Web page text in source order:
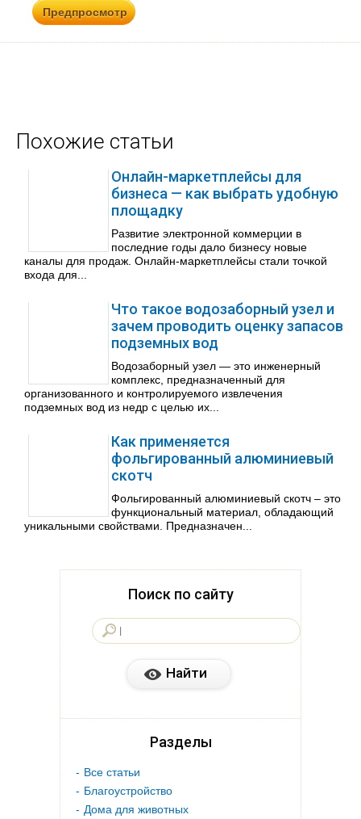
Похожие статьи
Онлайн-маркетплейсы для
бизнеса — как выбрать удобную
площадку
Развитие электронной коммерции в
последние годы дало бизнесу новые
каналы для продаж. Онлайн-маркетплейсы стали точкой
входа для...
Что такое водозаборный узел и
зачем проводить оценку запасов
подземных вод
Водозаборный узел — это инженерный
комплекс, предназначенный для
организованного и контролируемого извлечения
подземных вод из недр с целью их...
Как применяется
фольгированный алюминиевый
скотч
Фольгированный алюминиевый скотч – это
функциональный материал, обладающий
уникальными свойствами. Предназначен...
Поиск по сайту
Разделы
Все статьи
Благоустройство
Дома для животных